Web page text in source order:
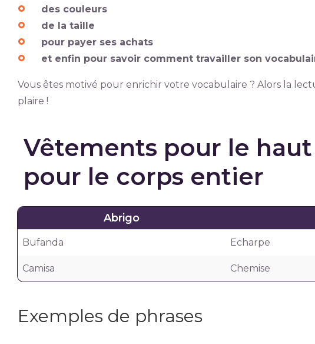
des couleurs
de la taille
pour payer ses achats
et enfin pour savoir comment travailler son
Vous êtes motivé pour enrichir votre vocabulaire ? Alors la
plaire !
Vêtements pour le
pour le corps entier
Abrigo
Bufanda Echarpe
Camisa Chemise
Exemples de phrases